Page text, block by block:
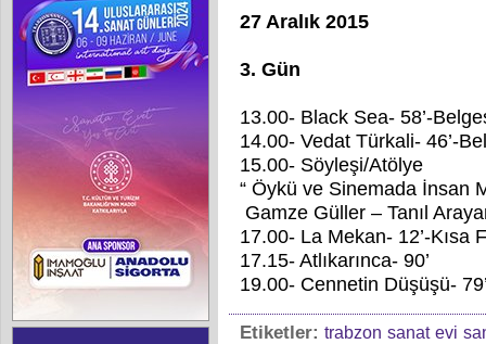
27 Aralık 2015
3. Gün
13.00- Black Sea- 58’-
14.00- Vedat Türkali- 46’-
15.00- Söyleşi/Atölye
“ Öykü ve Sinemada İnsan
Gamze Güller – Tanıl
17.00- La Mekan- 12’-Kısa
17.15- Atlıkarınca- 90’
19.00- Cennetin Düşüşü-
Etiketler: trabzon sanat evi